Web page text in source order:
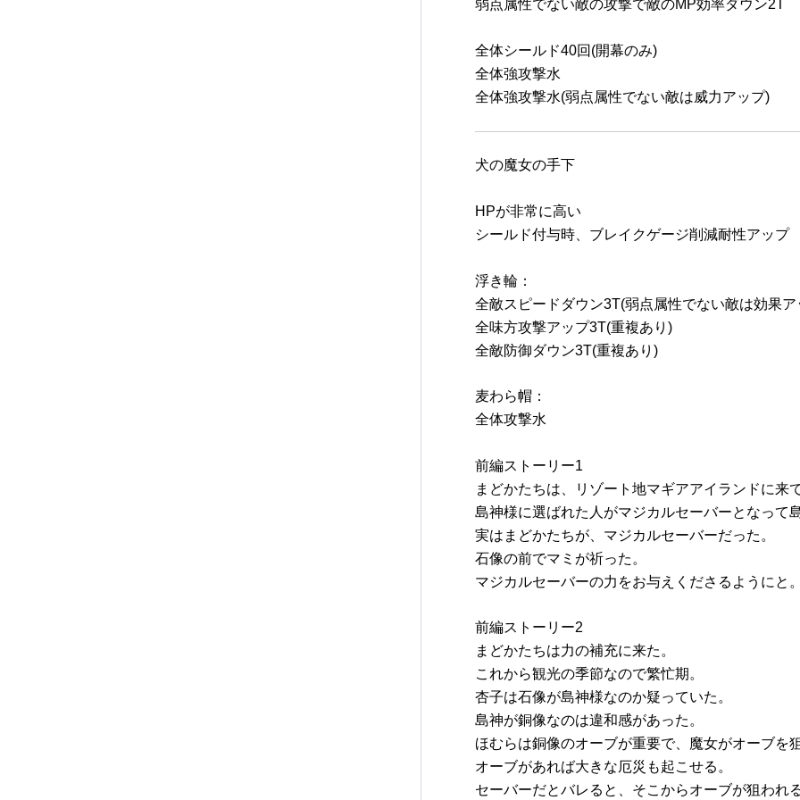
弱点属性でない敵の攻撃で敵のMP効率ダウン2T
全体シールド40回(開幕のみ)
全体強攻撃水
全体強攻撃水(弱点属性でない敵は威力アップ)
犬の魔女の手下
HPが非常に高い
シールド付与時、ブレイクゲージ削減耐性アップ
浮き輪：
全敵スピードダウン3T(弱点属性でない敵は効果ア
全味方攻撃アップ3T(重複あり)
全敵防御ダウン3T(重複あり)
麦わら帽：
全体攻撃水
前編ストーリー1
まどかたちは、リゾート地マギアアイランドに来
島神様に選ばれた人がマジカルセーバーとなって
実はまどかたちが、マジカルセーバーだった。
石像の前でマミが祈った。
マジカルセーバーの力をお与えくださるようにと
前編ストーリー2
まどかたちは力の補充に来た。
これから観光の季節なので繁忙期。
杏子は石像が島神様なのか疑っていた。
島神が銅像なのは違和感があった。
ほむらは銅像のオーブが重要で、魔女がオーブを
オーブがあれば大きな厄災も起こせる。
セーバーだとバレると、そこからオーブが狙われ